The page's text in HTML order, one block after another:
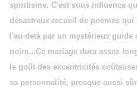
spiritisme. C'est sous influence
désastreux recueil de poèmes
l'au-delà par un mystérieux
noire...Ce mariage dura assez
le goût des excentricités
sa personnalité, presque aussi